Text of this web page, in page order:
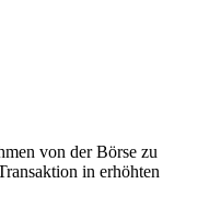
von der Börse zu
in erhöhten